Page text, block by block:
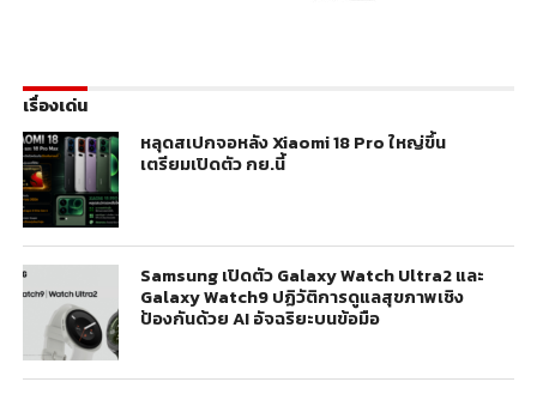
เรื่องเด่น
หลุดสเปกจอหลัง Xiaomi 18 Pro ใหญ่ขึ้น
เตรียมเปิดตัว กย.นี้
Samsung เปิดตัว Galaxy Watch Ultra2 และ
Galaxy Watch9 ปฏิวัติการดูแลสุขภาพเชิง
ป้องกันด้วย AI อัจฉริยะบนข้อมือ